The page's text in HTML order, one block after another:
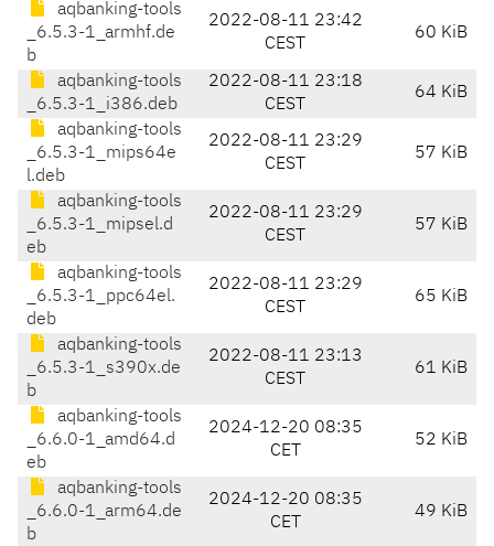
aqbanking-tools
_6.5.3-1_armhf.de
b
2022-08-11 23:42
CEST
60 KiB
aqbanking-tools
_6.5.3-1_i386.deb
2022-08-11 23:18
CEST
64 KiB
aqbanking-tools
_6.5.3-1_mips64e
l.deb
2022-08-11 23:29
CEST
57 KiB
aqbanking-tools
_6.5.3-1_mipsel.d
eb
2022-08-11 23:29
CEST
57 KiB
aqbanking-tools
_6.5.3-1_ppc64el.
deb
2022-08-11 23:29
CEST
65 KiB
aqbanking-tools
_6.5.3-1_s390x.de
b
2022-08-11 23:13
CEST
61 KiB
aqbanking-tools
_6.6.0-1_amd64.d
eb
2024-12-20 08:35
CET
52 KiB
aqbanking-tools
_6.6.0-1_arm64.de
b
2024-12-20 08:35
CET
49 KiB